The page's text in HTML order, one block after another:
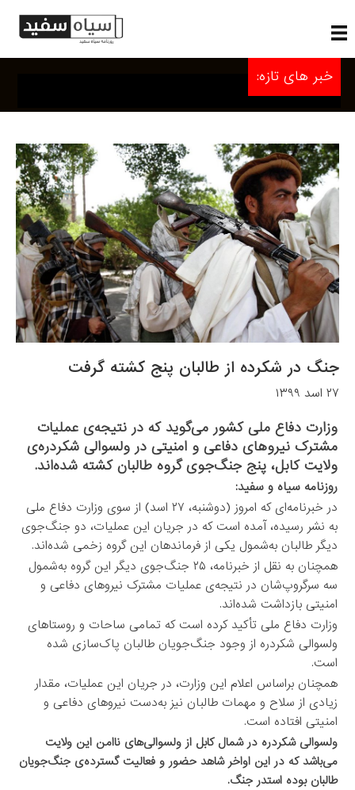
خبر های تازه:
جنگ در شکرده از طالبان پنج کشته گرفت
۲۷ اسد ۱۳۹۹
وزارت دفاع ملی کشور می‌گوید که در نتیجه‌ی عملیات
مشترک نیروهای دفاعی و امنیتی در ولسوالی شکردره‌ی
ولایت کابل، پنج جنگ‌جوی گروه طالبان کشته شده‌اند.
روزنامه سیاه و سفید:
در خبرنامه‌ای که امروز (دوشنبه، ۲۷ اسد) از سوی وزارت دفاع ملی
به نشر رسیده، آمده است که در جریان این عملیات، دو جنگ‌جوی
دیگر طالبان به‌شمول یکی از فرماندهان این گروه زخمی شده‌اند.
همچنان به نقل از خبرنامه، ۲۵ جنگ‌جوی دیگر این گروه به‌شمول
سه سرگروپ‌شان در نتیجه‌ی عملیات مشترک نیروهای دفاعی و
امنیتی بازداشت شده‌اند.
وزارت دفاع ملی تأکید کرده است که تمامی ساحات و روستاهای
ولسوالی شکردره از وجود جنگ‌جویان طالبان پاک‌سازی شده
است.
همچنان براساس اعلام این وزارت، در جریان این عملیات، مقدار
زیادی از سلاح و مهمات طالبان نیز به‌دست نیروهای دفاعی و
امنیتی افتاده است.
ولسوالی شکردره در شمال کابل از ولسوالی‌های ناامن این ولایت
می‌باشد که در این اواخر شاهد حضور و فعالیت گسترده‌ی جنگ‌جویان
طالبان بوده استدر جنگ.